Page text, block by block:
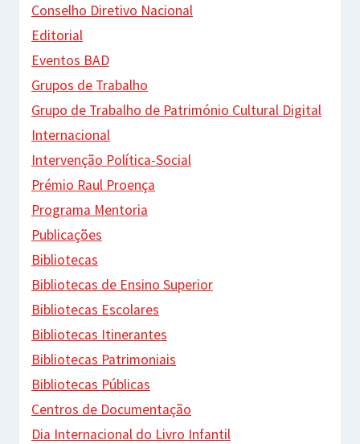
Conselho Diretivo Nacional
Editorial
Eventos BAD
Grupos de Trabalho
Grupo de Trabalho de Património Cultural Digital
Internacional
Intervenção Política-Social
Prémio Raul Proença
Programa Mentoria
Publicações
Bibliotecas
Bibliotecas de Ensino Superior
Bibliotecas Escolares
Bibliotecas Itinerantes
Bibliotecas Patrimoniais
Bibliotecas Públicas
Centros de Documentação
Dia Internacional do Livro Infantil